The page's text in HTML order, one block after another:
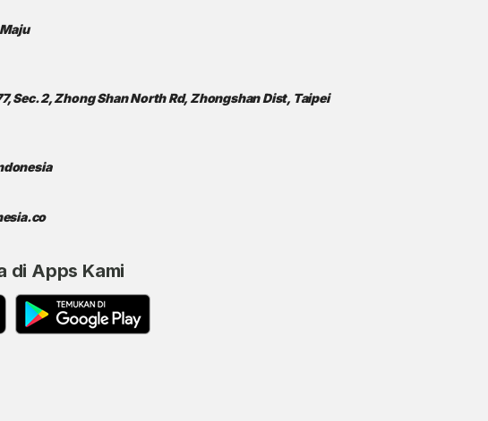
Sec. 2, Zhong Shan North Rd, Zhongshan Dist, Taipei
di Apps Kami